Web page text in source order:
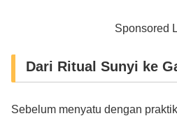
Sponsored
Dari Ritual Sunyi ke
Sebelum menyatu dengan